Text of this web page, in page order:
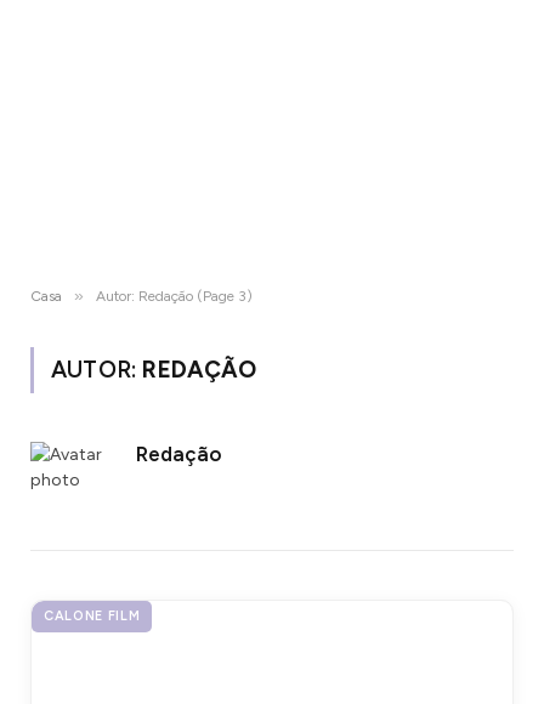
Casa » Autor: Redação (Page 3)
AUTOR: REDAÇÃO
Redação
CALONE FILM